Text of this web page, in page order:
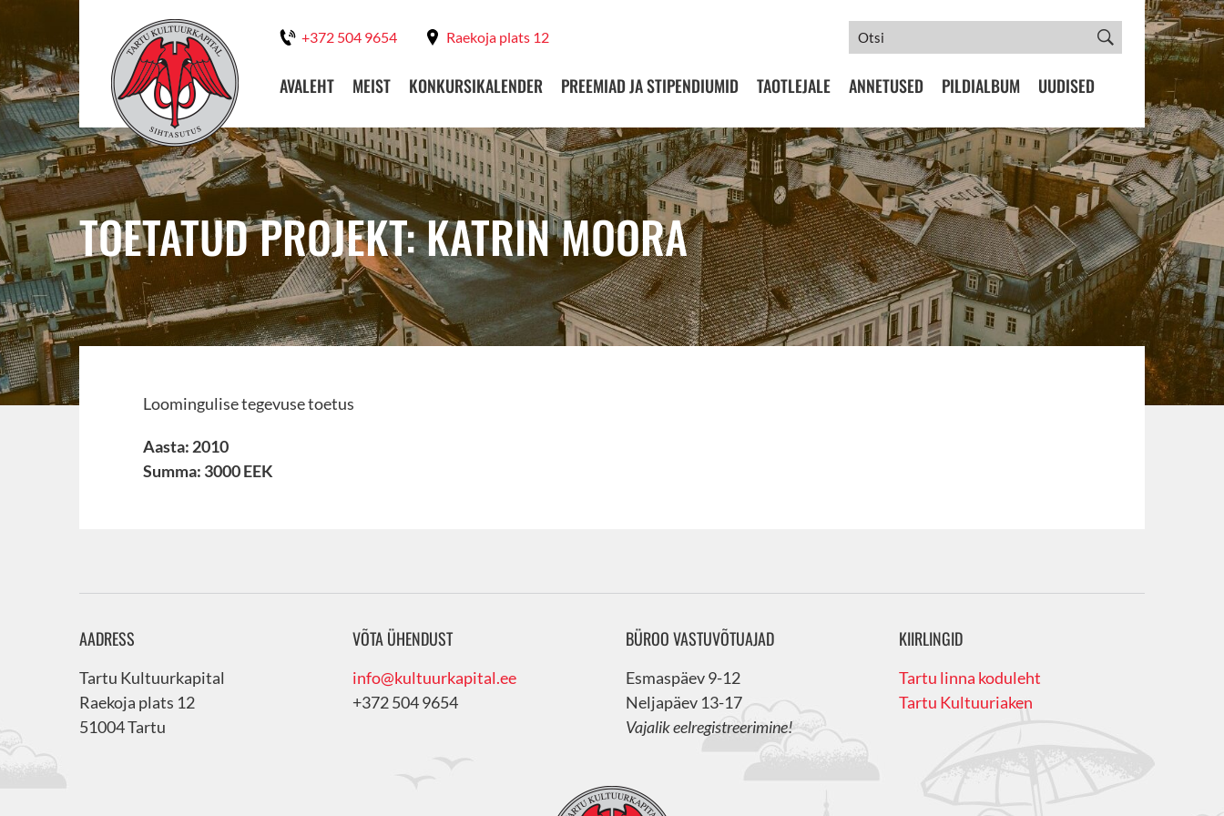
+372 504 9654 Raekoja plats 12
AVALEHT MEIST KONKURSIKALENDER PREEMIAD JA STIPENDIUMID TAOTLEJALE ANNETUSED PILDIALBUM UUDISED
TOETATUD PROJEKT: KATRIN MOORA
Loomingulise tegevuse toetus
Aasta: 2010
Summa: 3000 EEK
AADRESS
Tartu Kultuurkapital
Raekoja plats 12
51004 Tartu
VÕTA ÜHENDUST
info@kultuurkapital.ee
+372 504 9654
BÜROO VASTUVÕTUAJAD
Esmaspäev 9-12
Neljapäev 13-17
Vajalik eelregistreerimine!
KIIRLINGID
Tartu linna koduleht
Tartu Kultuuriaken